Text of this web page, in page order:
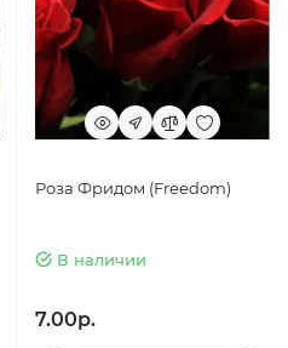
Роза Фридом (Freedom)
В наличии
7.00р.